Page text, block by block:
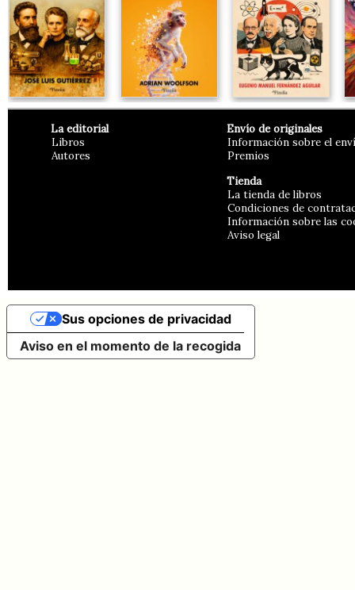
La editorial
Libros
Autores
Envío de originales
Información sobre el
Premios
Tienda
La tienda de libros
Condiciones de
Información sobre las
Aviso legal
Aviso en el momento de la recogida
Sus opciones de privacidad